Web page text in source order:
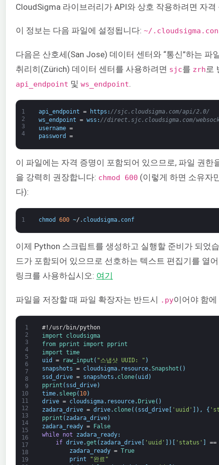
CloudSigma 라이브러리가 API와 상호 작용하려면 자
이 정보는 다음 파일에 설정됩니다: ~/
다음은 산호세(San Jose) 데이터 센터와 “통신”하는 파
취리히(Zürich) 데이터 센터를 사용하려면 sjc를 zrh 로
api_endpoint 및 ws_endpoint
1
2
3
4
api_endpoint = https : //sjc.cloudsigma.com/api/2.0/
ws_endpoint = wss : //direct.sjc.cloudsigma.com/
username =
password
=
이 파일에는 자격 증명이 포함되어 있으므로, 파일 권한
을 강력히 권장합니다: chmod 600 (이렇게 하면 소유자
다):
1 chmod 600 ~/ . cloudsigma. conf
이제 Python 스크립트를 생성하고 실행할 준비가 되었
드가 포함되어 있으므로 선호하는 텍스트 편집기를 열
링크를 사용하십시오: 여기
파일을 저장할 때 파일 확장자는 반드시 .py이어야 함
1
2
3
4
5
6
7
8
9
10
11
12
13
14
15
16
17
18
19
#!/usr/bin/python
import
cloudsigma
from pprint import
pprint
import time
uid
= raw_input ( "스냅샷 UUID: " )
snapshots = cloudsigma. resource.Snapshot ( )
ssd_drive = snapshots . clone( uid )
pprint ( ssd_drive)
time. sleep( 10)
drive = cloudsigma. resource. Drive( )
zadara_drive = drive. clone( ( ssd_drive[ 'uuid' ) , {
pprint ( zadara_drive)
zadara_ready =
False
while
not zadara_ready:
if drive.get ( zadara_drive[ 'uuid' ) 'status'
==
zadara_ready = True
print
"완료"